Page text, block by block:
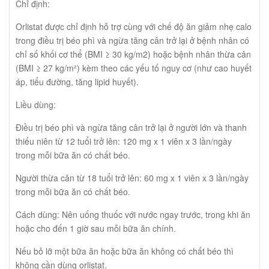
thận chưa được nghiên cứu. Tuy nhiên, do orlistat được hấp thu
rất ít nên không cần điều chỉnh liều ở người lớn tuổi và những
người suy gan và/hoặc suy thận. Quá liều: Đơn liều 800 mg
orlistat và đa liều đến 400 mg x 3 lần/ngày trong 15 ngày được
thử nghiệm trên người cân nặng bình thường và người béo phì
đều không thấy tác dụng phụ đáng kể. Trường hợp xảy ra quá
liều orlistat, bệnh nhân nên được theo dõi trong 24 giờ. Tác dụng
toàn thân có liên quan đến tính chất ức chế men lipase của
orlistat nên được phục hồi nhanh chóng. Thuốc Odistad của hãng
Stada sản xuất tại Việt Nam Giá bán: 420.000vnd/ hộp
Chỉ định:
Orlistat được chỉ định hỗ trợ cùng với chế độ ăn giảm nhẹ calo
trong điều trị béo phì và ngừa tăng cân trở lại ở bệnh nhân có
chỉ số khối cơ thể (BMI ≥ 30 kg/m2) hoặc bệnh nhân thừa cân
(BMI ≥ 27 kg/m²) kèm theo các yếu tố nguy cơ (như cao huyết
áp, tiểu đường, tăng lipid huyết).
Liều dùng:
Điều trị béo phì và ngừa tăng cân trở lại ở người lớn và thanh
thiếu niên từ 12 tuổi trở lên: 120 mg x 1 viên x 3 lần/ngày
trong mỗi bữa ăn có chất béo.
Người thừa cân từ 18 tuổi trở lên: 60 mg x 1 viên x 3 lần/ngày
trong mỗi bữa ăn có chất béo.
Cách dùng: Nên uống thuốc với nước ngay trước, trong khi ăn
hoặc cho đến 1 giờ sau mỗi bữa ăn chính.
Nếu bỏ lỡ một bữa ăn hoặc bữa ăn không có chất béo thì
không cần dùng orlistat.